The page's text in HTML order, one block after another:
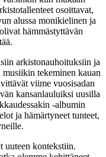
osoittavat,
alussa monikielinen ja
hämmästyttävän
arkistonauhoituksiin ja
tekeminen kauan
viime vuosisadan
kansanlauluiksi uusilla
-albumin
ja hämärtyneet tunteet,
uuteen kontekstiin.